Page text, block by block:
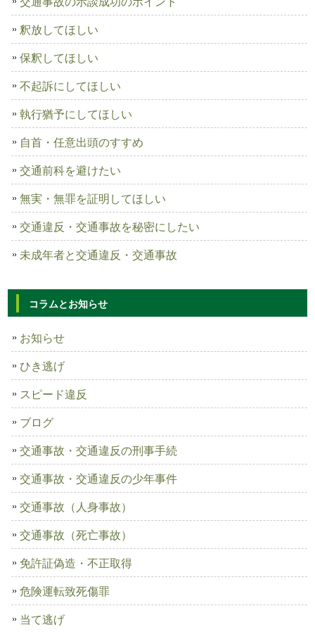
釈放してほしい
保釈してほしい
不起訴にしてほしい
執行猶予にしてほしい
自首・任意出頭のすすめ
交通前科を避けたい
無実・無罪を証明してほしい
交通違反・交通事故を秘密にしたい
未成年者と交通違反・交通事故
コラムとお知らせ
お知らせ
ひき逃げ
スピード違反
ブログ
交通事故・交通違反の刑事手続
交通事故・交通違反の少年事件
交通事故（人身事故）
交通事故（死亡事故）
免許証偽造・不正取得
危険運転致死傷罪
当て逃げ